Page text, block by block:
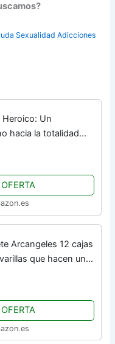
Sexualidad Adicciones
Heroico: Un
hacia la totalidad
Arcangeles 12 cajas
que hacen un